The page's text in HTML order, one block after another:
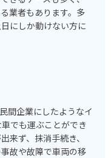
業者もあります。多
にしか動けない方に
間企業にしたようなイ
でも運ぶことができ
来ず、抹消手続き、
故や故障で車両の移